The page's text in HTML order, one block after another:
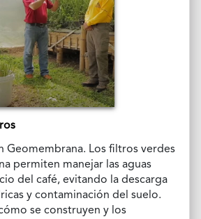
Geomembrana. Los filtros verdes
permiten manejar las aguas
del café, evitando la descarga
y contaminación del suelo.
se construyen y los